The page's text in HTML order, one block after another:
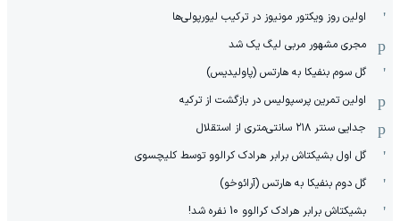
اولین روز ویکتور مونیوز در ترکیب لیورپولی‌ها
مجری مشهور مربی لیگ یک شد
گل سوم بنفیکا به هارتس (پاولیدیس)
اولین تمرین پرسپولیس در بازگشت از ترکیه
جدایی سنتر ۲۱۸ سانتی‌متری از استقلال
گل اول بشیکتاش برابر هرادک کرالوو توسط کلیچسوی
گل دوم بنفیکا به هارتس (آرائوخو)
بشیکتاش برابر هرادک کرالوو 10 نفره شد!